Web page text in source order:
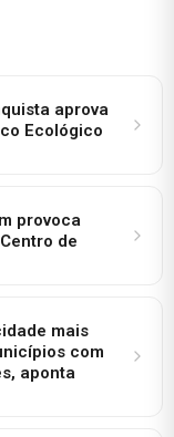
aprova
Ecológico
provoca
de
mais
com
aponta